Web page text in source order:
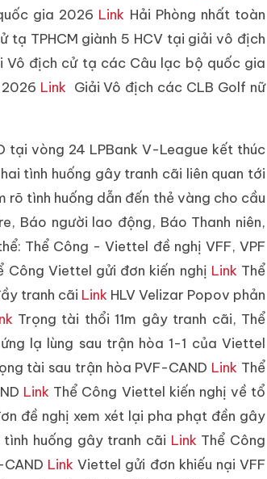
gia 2026 Link Hải Phòng nhất toàn
tạ TPHCM giành 5 HCV tại giải vô địch
Vô địch cử tạ các Câu lạc bộ quốc gia
Link Giải Vô địch các CLB Golf nữ
tại vòng 24 LPBank V-League kết thúc
tình huống gây tranh cãi liên quan tới
rõ tình huống dẫn đến thẻ vàng cho cầu
Báo người lao động, Báo Thanh niên,
Thể Công - Viettel đề nghị VFF, VPF
Công Viettel gửi đơn kiến nghị Link Thể
tranh cãi Link HLV Velizar Popov phản
Trọng tài thổi 11m gây tranh cãi, Thể
lạ lùng sau trận hòa 1-1 của Viettel
tài sau trận hòa PVF-CAND Link Thể
Link Thể Công Viettel kiến nghị về tổ
đề nghị xem xét lại pha phạt đền gây
tình huống gây tranh cãi Link Thể Công
Link Viettel gửi đơn khiếu nại VFF